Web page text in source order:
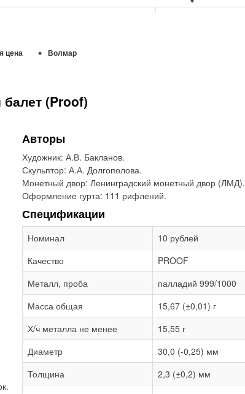
цена Волмар
балет (Proof)
Авторы
Художник: А.В. Бакланов.
Скульптор: А.А. Долгополова.
Монетный двор: Ленинградский монетный двор (ЛМД).
Оформление гурта: 111 рифлений.
Спецификации
Номинал
10 рублей
Качество
PROOF
Металл, проба
палладий 999/1000
Масса общая
15,67 (±0,01) г
Х/ч металла не менее
15,55 г
Диаметр
30,0 (-0,25) мм
Толщина
2,3 (±0,2) мм